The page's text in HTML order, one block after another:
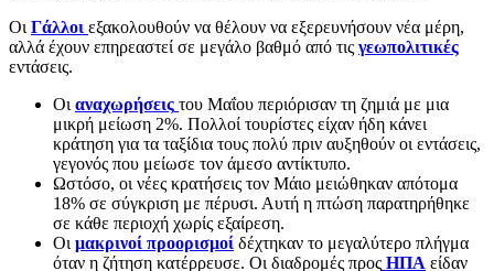
Οι Γάλλοι εξακολουθούν να θέλουν να εξερευνήσουν νέα μέρη,
αλλά έχουν επηρεαστεί σε μεγάλο βαθμό από τις γεωπολιτικές
εντάσεις.
Οι αναχωρήσεις του Μαΐου περιόρισαν τη ζημιά με μια
μικρή μείωση 2%. Πολλοί τουρίστες είχαν ήδη κάνει
κράτηση για τα ταξίδια τους πολύ πριν αυξηθούν οι εντάσεις,
γεγονός που μείωσε τον άμεσο αντίκτυπο.
Ωστόσο, οι νέες κρατήσεις τον Μάιο μειώθηκαν απότομα
18% σε σύγκριση με πέρυσι. Αυτή η πτώση παρατηρήθηκε
σε κάθε περιοχή χωρίς εξαίρεση.
Οι μακρινοί προορισμοί δέχτηκαν το μεγαλύτερο πλήγμα
όταν η ζήτηση κατέρρευσε. Οι διαδρομές προς ΗΠΑ είδαν